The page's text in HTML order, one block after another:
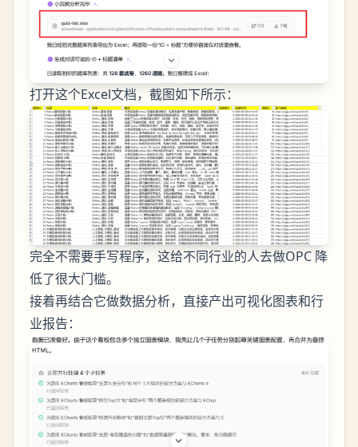
打开这个Excel文档，截图如下所示：
完全不需要手写程序，这给不同行业的人去做OPC 降
低了很大门槛。
接着再结合它做数据分析，直接产出可视化图表和行
业报告：